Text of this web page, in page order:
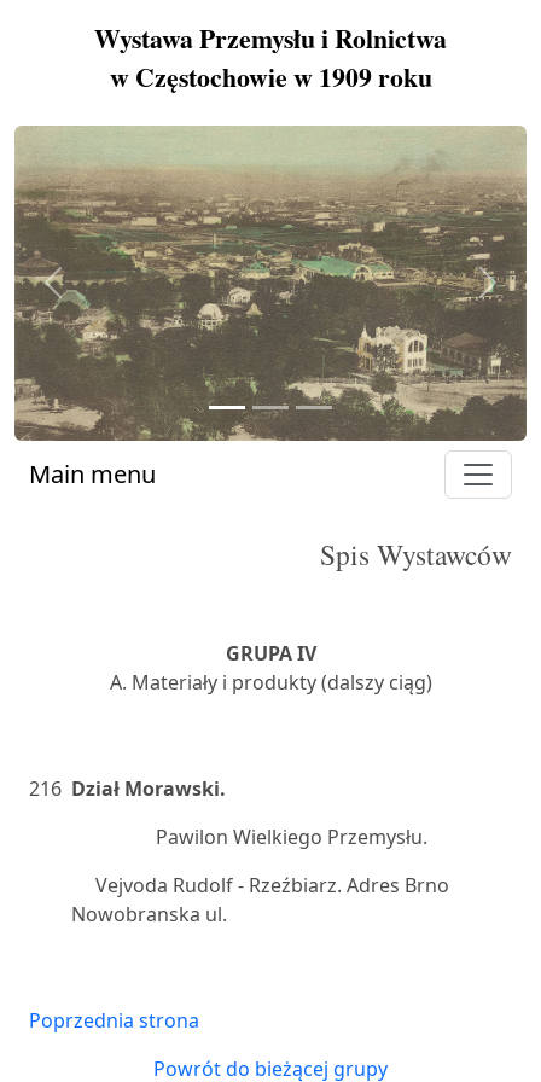
Wystawa Przemysłu i Rolnictwa
w Częstochowie w 1909 roku
Previous Next
Main menu
Spis Wystawców
GRUPA IV
A. Materiały i produkty (dalszy ciąg)
216 Dział Morawski.
Pawilon Wielkiego Przemysłu.
Vejvoda Rudolf - Rzeźbiarz. Adres Brno
Nowobranska ul.
Poprzednia strona
Powrót do bieżącej grupy